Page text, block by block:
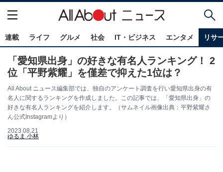
連載 ライフ グルメ 社会 IT・ビジネス エンタメ リサ
「愛知県出身」の好きな有名人ランキング！ 2
位「平野紫耀」を僅差で抑えた1位は？
All About ニュース編集部では、独自のアンケート調査を行い愛知県出身の有
名人に関するランキングを作成しました。この記事では、「愛知県出身」の
好きな有名人ランキングを紹介します。（サムネイル画像出典：平野紫耀さ
ん公式Instagramより）
2023.08.21
ゆるま 小林